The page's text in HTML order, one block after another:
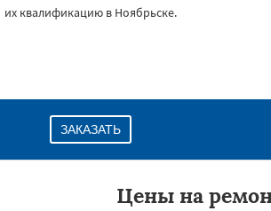
их квалификацию в Ноябрьске.
ЗАКАЗАТЬ
Цены на